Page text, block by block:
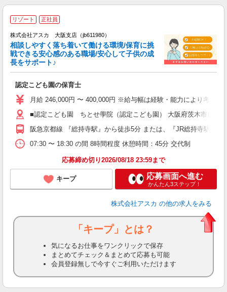
リゾート 正社員
株式会社アスカ 大阪支店（jb611980）
相談しやすく落ち着いて働ける環境/保育に挑
戦できる安心感のある職場/安心して子供の成
長をサポート♪
認定こども園の保育士
月給 246,000円 〜 400,000円 ※給与幅は経験・能力により考慮
■認定こども園 ちとせ學院（認定こども園） 大阪府茨木市庄
阪急京都線 『総持寺駅』から徒歩5分 または、『JR総持寺駅』
07:30 〜 18:30 の間 8時間程度 休憩時間：45分 交代制
応募締め切り2026/08/18 23:59まで
キープ 応募画面へ進む
かんたん3ステップ！
株式会社アスカ の他の求人をみる
「キープ」とは？
気になるお仕事をワンクリックで保存
まとめてチェック＆まとめて応募も可能
会員登録無しで今すぐご利用いただけます